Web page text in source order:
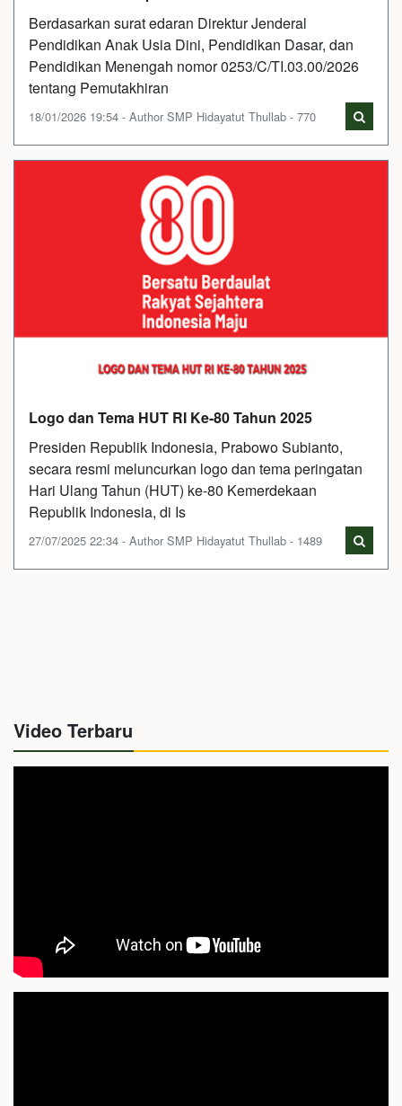
Berdasarkan surat edaran Direktur Jenderal
Pendidikan Anak Usia Dini, Pendidikan Dasar, dan
Pendidikan Menengah nomor 0253/C/TI.03.00/2026
tentang Pemutakhiran
18/01/2026 19:54 - Author SMP Hidayatut Thullab - 770
Logo dan Tema HUT RI Ke-80 Tahun 2025
Presiden Republik Indonesia, Prabowo Subianto,
secara resmi meluncurkan logo dan tema peringatan
Hari Ulang Tahun (HUT) ke-80 Kemerdekaan
Republik Indonesia, di Is
27/07/2025 22:34 - Author SMP Hidayatut Thullab - 1489
Video Terbaru